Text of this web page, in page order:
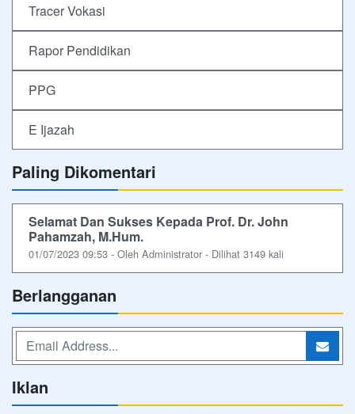
Tracer Vokasi
Rapor Pendidikan
PPG
E Ijazah
Paling Dikomentari
Selamat Dan Sukses Kepada Prof. Dr. John
Pahamzah, M.Hum.
01/07/2023 09:53 - Oleh Administrator - Dilihat 3149 kali
Berlangganan
Iklan